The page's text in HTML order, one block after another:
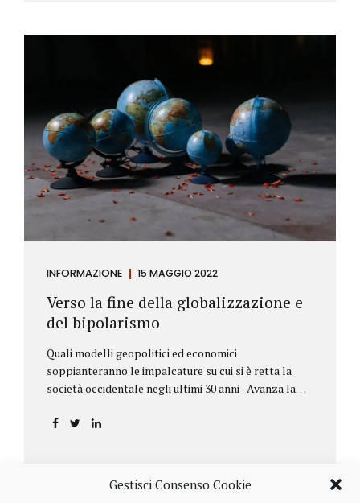
Gestisci Consenso Cookie
bancario e postale, direttore generale
dell’Accademia di educazione finanziaria presieduta
da Beppe Ghisolfi. Avvocato Rizzo, si sono
registrati cambiamenti sulla percezione della
sicurezza dei propri risparmi? Parto da una
considerazione scientifica. John Ioannidis, noto
professore di medicina, di epidemiologia e...
INFORMAZIONE 15 MAGGIO 2022
Verso la fine della globalizzazione e
del bipolarismo
Quali modelli geopolitici ed economici
soppianteranno le impalcature su cui si è retta la
società occidentale negli ultimi 30 anni Avanza la
aprile ha fatto parecchio discutere il discorso che
una lettera annuale che Fink ha inviato agli
investitori, nella quale fa il punto sulla situazione